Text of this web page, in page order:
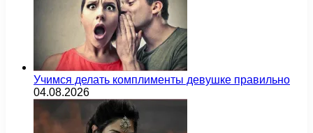
Учимся делать комплименты девушке правильно
04.08.2026